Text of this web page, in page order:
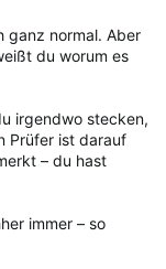
ganz normal. Aber
du worum es
irgendwo stecken,
Prüfer ist darauf
– du hast
immer – so